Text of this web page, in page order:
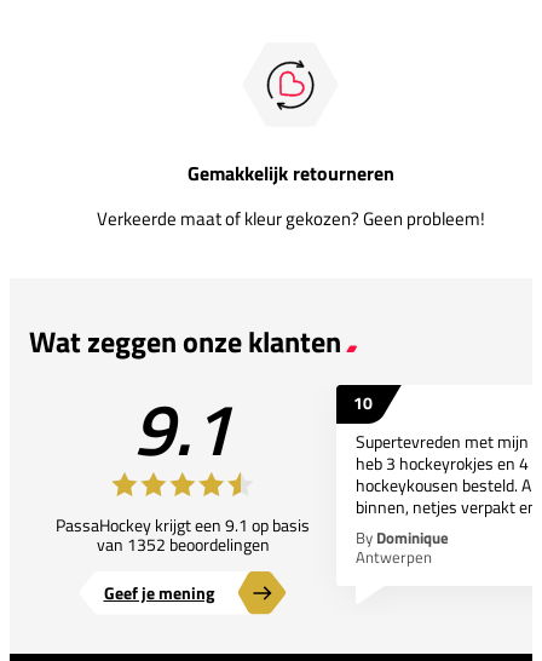
Gemakkelijk retourneren
Verkeerde maat of kleur gekozen? Geen probleem!
Wat zeggen onze klanten
9.1
PassaHockey krijgt een 9.1 op basis
van 1352 beoordelingen
Geef je mening
10
Supertevreden met mijn
heb 3 hockeyrokjes en 4
hockeykousen besteld.
binnen, netjes verpakt
By Dominique
Antwerpen